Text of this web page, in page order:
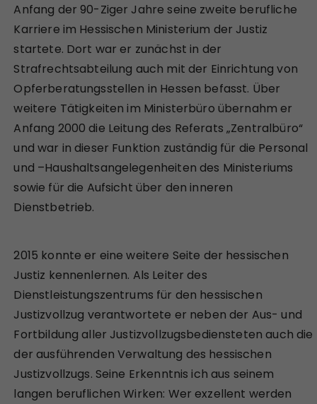
Anfang der 90-Ziger Jahre seine zweite berufliche
Karriere im Hessischen Ministerium der Justiz
startete. Dort war er zunächst in der
Strafrechtsabteilung auch mit der Einrichtung von
Opferberatungsstellen in Hessen befasst. Über
weitere Tätigkeiten im Ministerbüro übernahm er
Anfang 2000 die Leitung des Referats „Zentralbüro“
und war in dieser Funktion zuständig für die Personal
und –Haushaltsangelegenheiten des Ministeriums
sowie für die Aufsicht über den inneren
Dienstbetrieb.
2015 konnte er eine weitere Seite der hessischen
Justiz kennenlernen. Als Leiter des
Dienstleistungszentrums für den hessischen
Justizvollzug verantwortete er neben der Aus- und
Fortbildung aller Justizvollzugsbediensteten auch die
der ausführenden Verwaltung des hessischen
Justizvollzugs. Seine Erkenntnis ich aus seinem
langen beruflichen Wirken: Wer exzellent werden